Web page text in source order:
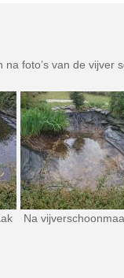
na foto’s van de vijver
Na